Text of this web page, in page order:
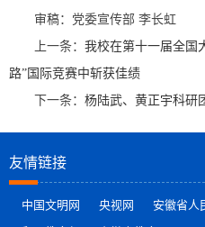
审稿：党委宣传部 李长虹
上一条： 我校在第十一届全国
路”国际竞赛中斩获佳绩
下一条： 杨陆武、黄正宇科研
友情链接
中国文明网 央视网 安徽省人